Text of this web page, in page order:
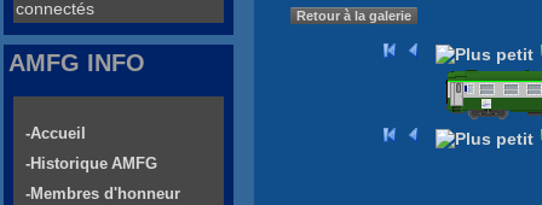
Retour à la galerie
connectés
AMFG INFO
-Accueil
-Historique AMFG
-Membres d'honneur